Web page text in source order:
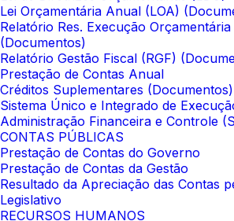
Lei Orçamentária Anual (LOA)
Relatório Res. Execução Orçamentária
(Documentos)
Relatório Gestão Fiscal (RGF)
Prestação de Contas Anual
Créditos Suplementares (Documentos)
Sistema Único e Integrado de
Administração Financeira e Controle
CONTAS PÚBLICAS
Prestação de Contas do Governo
Prestação de Contas da Gestão
Resultado da Apreciação das Contas
Legislativo
RECURSOS HUMANOS